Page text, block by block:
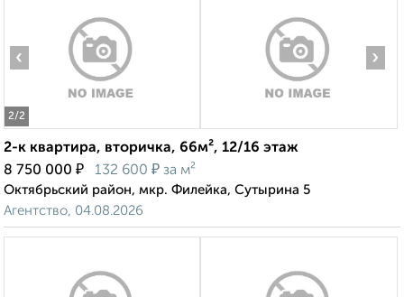
2/2
‹ ›
2-к квартира, вторичка, 66м², 12/16 этаж
8 750 000 ₽ 132 600 ₽ за м²
Октябрьский район, мкр. Филейка, Сутырина 5
Агентство, 04.08.2026